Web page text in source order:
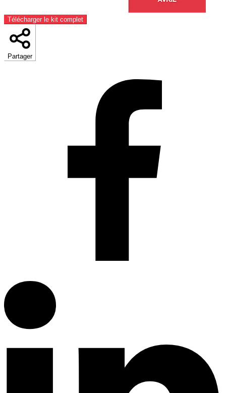
Télécharger le kit complet
Partager